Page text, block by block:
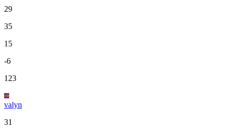
29
35
15
-6
123
valyn
31